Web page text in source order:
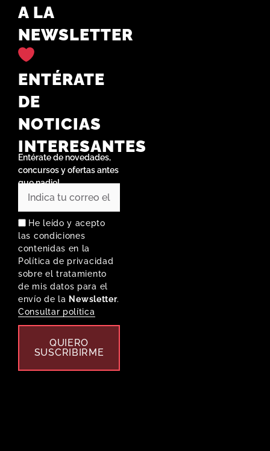
A LA
NEWSLETTER
ENTÉRATE
DE
NOTICIAS
INTERESANTES
Entérate de novedades,
concursos y ofertas antes
que nadie!
He leído y acepto
las condiciones
contenidas en la
Política de privacidad
sobre el tratamiento
de mis datos para el
envío de la Newsletter.
Consultar política
QUIERO
SUSCRIBIRME